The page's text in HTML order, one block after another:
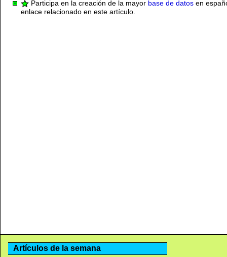
Participa en la creación de la mayor base de datos en
enlace relacionado en este artículo.
Artículos de la semana